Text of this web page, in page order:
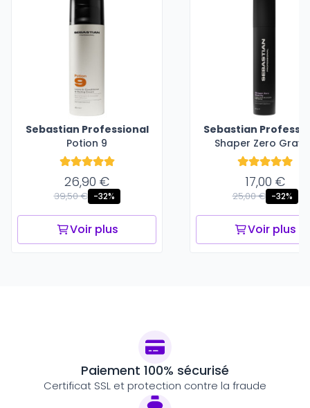
Sebastian Professional
Potion 9
26,90 €
39,50 € -32%
Voir plus
Sebastian
Shaper Zero
17,00 €
25,00 € -32%
Voir plus
Paiement 100% sécurisé
Certificat SSL et protection contre la fraude